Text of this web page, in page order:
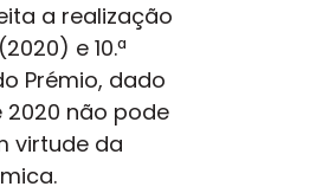
a realização
e 10.ª
Prémio, dado
2020 não pode
virtude da